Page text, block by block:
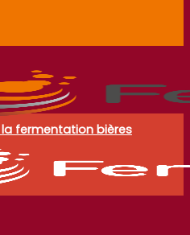
fermentation bières